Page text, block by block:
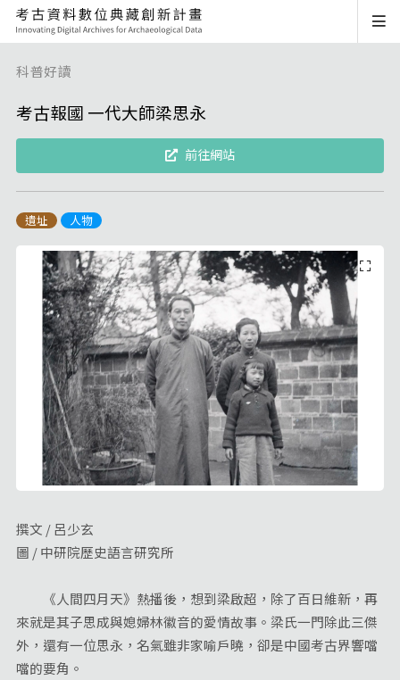
科普好讀
考古報國 一代大師梁思永
前往網站
遺址 人物
撰文 / 呂少玄
圖 / 中研院歷史語言研究所
《人間四月天》熱播後，想到梁啟超，除了百日維新，再
來就是其子思成與媳婦林徽音的愛情故事。梁氏一門除此三傑
外，還有一位思永，名氣雖非家喻戶曉，卻是中國考古界響噹
噹的要角。